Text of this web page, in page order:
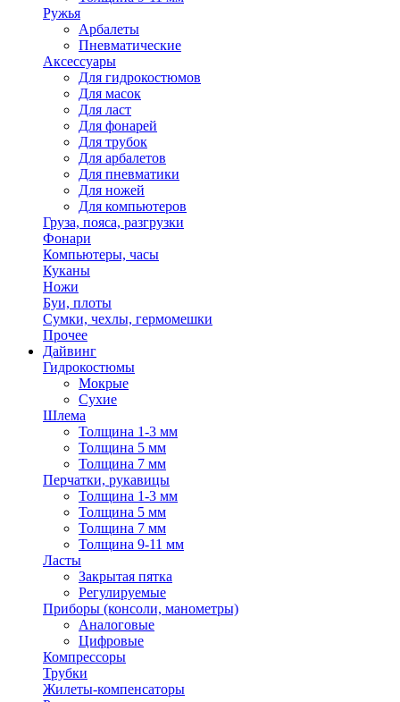
Ружья
Арбалеты
Пневматические
Аксессуары
Для гидрокостюмов
Для масок
Для ласт
Для фонарей
Для трубок
Для арбалетов
Для пневматики
Для ножей
Для компьютеров
Груза, пояса, разгрузки
Фонари
Компьютеры, часы
Куканы
Ножи
Буи, плоты
Сумки, чехлы, гермомешки
Прочее
Дайвинг
Гидрокостюмы
Мокрые
Сухие
Шлема
Толщина 1-3 мм
Толщина 5 мм
Толщина 7 мм
Перчатки, рукавицы
Толщина 1-3 мм
Толщина 5 мм
Толщина 7 мм
Толщина 9-11 мм
Ласты
Закрытая пятка
Регулируемые
Приборы (консоли, манометры)
Аналоговые
Цифровые
Компрессоры
Трубки
Жилеты-компенсаторы